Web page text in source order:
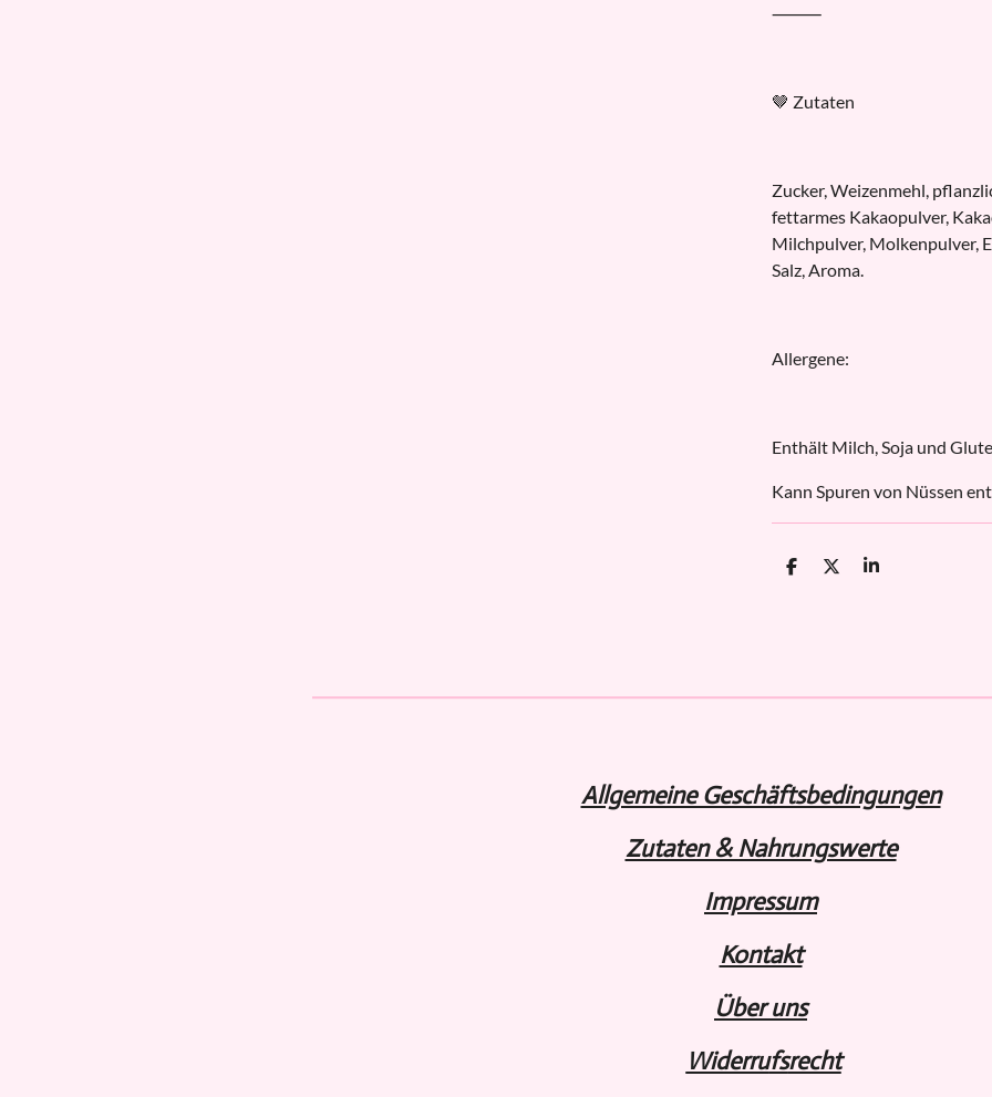
⸻
🤎 Zutaten
Zucker, Weizenmehl,
fettarmes Kakaopulver,
Milchpulver, Molkenpulver,
Salz, Aroma.
Allergene:
Enthält Milch, Soja und
Kann Spuren von Nüssen
T
T
T
Allgemeine Geschäftsbedingungen
Zutaten & Nahrungswerte
Impressum
Kontakt
Über uns
Widerrufsrecht